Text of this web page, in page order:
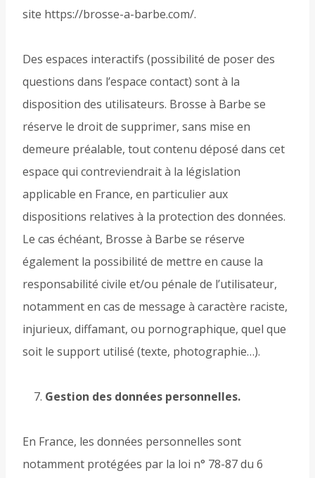
site https://brosse-a-barbe.com/.
Des espaces interactifs (possibilité de poser des
questions dans l’espace contact) sont à la
disposition des utilisateurs. Brosse à Barbe se
réserve le droit de supprimer, sans mise en
demeure préalable, tout contenu déposé dans cet
espace qui contreviendrait à la législation
applicable en France, en particulier aux
dispositions relatives à la protection des données.
Le cas échéant, Brosse à Barbe se réserve
également la possibilité de mettre en cause la
responsabilité civile et/ou pénale de l’utilisateur,
notamment en cas de message à caractère raciste,
injurieux, diffamant, ou pornographique, quel que
soit le support utilisé (texte, photographie…).
Gestion des données personnelles.
En France, les données personnelles sont
notamment protégées par la loi n° 78-87 du 6